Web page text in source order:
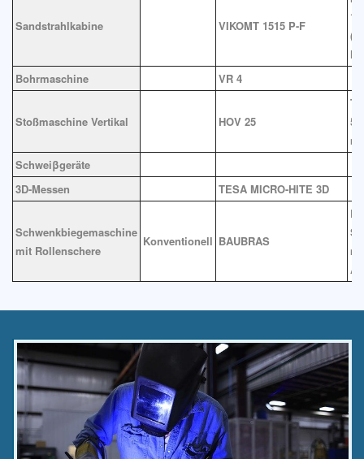
Sandstrahlkabine VIKOMT 1515 P-F
Bohrmaschine
VR 4
Stoßmaschine Vertikal HOV 25
Schweiβgeräte
3D-Messen
TESA MICRO-HITE 3D
Schwenkbiegemaschine
mit Rollenschere
Konventionell BAUBRAS